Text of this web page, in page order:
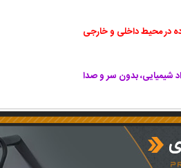
در محیط داخلی و خارجی
شیمیایی، بدون سر و صدا